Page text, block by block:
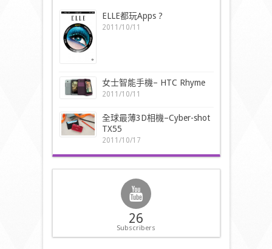
ELLE都玩Apps ?
2011/10/11
女士智能手機– HTC Rhyme
2011/10/11
全球最薄3D相機–Cyber-shot
TX55
2011/10/17
26
Subscribers